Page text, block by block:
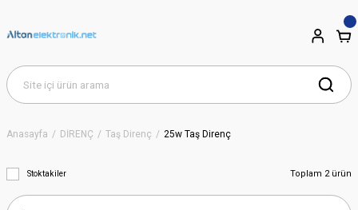
Anasayfa DİRENÇ Taş Direnç 25w Taş Direnç
Stoktakiler Toplam 2 ürün